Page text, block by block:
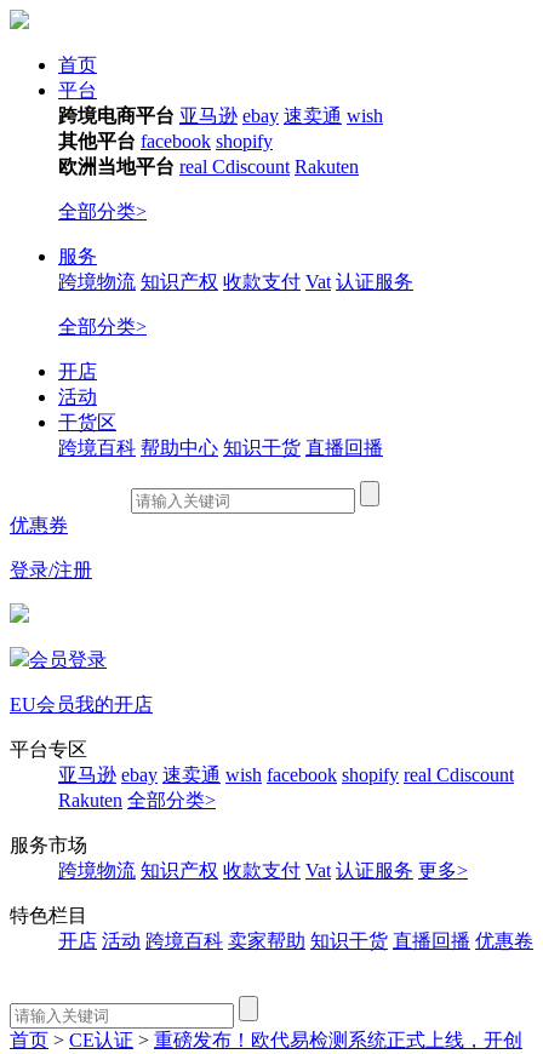
首页
平台
跨境电商平台 亚马逊 ebay 速卖通 wish
其他平台 facebook shopify
欧洲当地平台 real Cdiscount Rakuten
全部分类>
服务
跨境物流 知识产权 收款支付 Vat 认证服务
全部分类>
开店
活动
干货区
跨境百科 帮助中心 知识干货 直播回播
优惠券
登录/注册
会员登录
EU会员我的开店
平台专区
亚马逊 ebay 速卖通 wish facebook shopify real Cdiscount
Rakuten 全部分类>
服务市场
跨境物流 知识产权 收款支付 Vat 认证服务 更多>
特色栏目
开店 活动 跨境百科 卖家帮助 知识干货 直播回播 优惠卷
首页 > CE认证 > 重磅发布！欧代易检测系统正式上线，开创